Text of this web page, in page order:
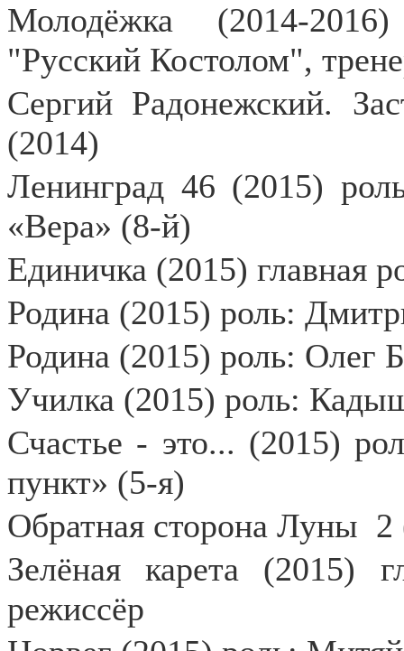
Молодёжка (2014-
"Русский Костолом",
Сергий Радонежский.
(2014)
Ленинград 46 (2015)
«Вера» (8-й)
Единичка (2015) главная
Родина (2015) роль:
Родина (2015) роль: Олег
Училка (2015) роль:
Счастье - это... (2015)
пункт» (5-я)
Обратная сторона Луны 2
Зелёная карета (2015)
режиссёр